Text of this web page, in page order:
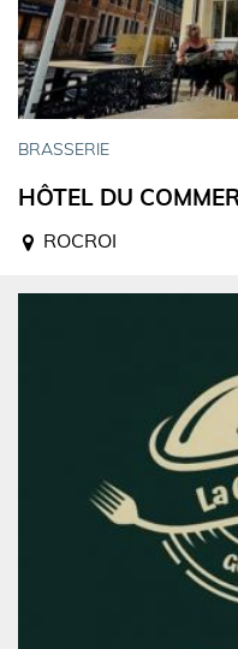
BRASSERIE
HÔTEL DU
ROCROI